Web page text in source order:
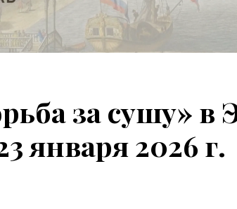
за сушу»
января 2026 г.